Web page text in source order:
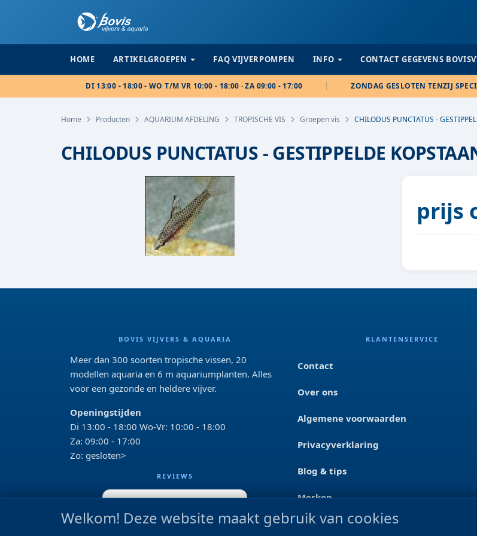
HOME ARTIKELGROEPEN FAQ VIJVERPOMPEN INFO CONTACT GEGEVENS
DI 13:00 - 18:00 - WO T/M VR 10:00 - 18:00 · ZA 09:00 - 17:00 ZONDAG GESLOTEN TENZIJ
Home Producten AQUARIUM AFDELING TROPISCHE VIS Groepen vis CHILODUS PUNCTATUS -
CHILODUS PUNCTATUS - GESTIPPELDE
prijs
BOVIS VIJVERS & AQUARIA
Meer dan 300 soorten tropische vissen, 20
modellen aquaria en 6 m aquariumplanten. Alles
voor een gezonde en heldere vijver.
Openingstijden
Di 13:00 - 18:00 Wo-Vr: 10:00 - 18:00
Za: 09:00 - 17:00
Zo: gesloten>
REVIEWS
4.2
KLANTENSERVICE
Contact
Over ons
Algemene voorwaarden
Privacyverklaring
Blog & tips
Merken
Welkom! Deze website maakt gebruik van cookies